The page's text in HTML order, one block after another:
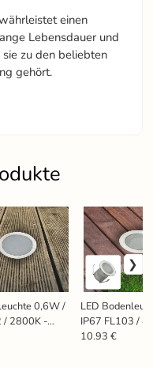
einen
Lebensdauer und
zu den beliebten
gehört.
0,6W /
/ 2800K -
LED
IP67 FL103 /
LFL122
10.93 €